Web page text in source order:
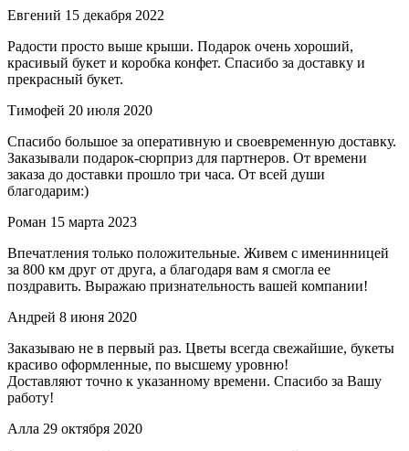
Евгений 15 декабря 2022
Радости просто выше крыши. Подарок очень хороший,
красивый букет и коробка конфет. Спасибо за доставку и
прекрасный букет.
Тимофей 20 июля 2020
Спасибо большое за оперативную и своевременную доставку.
Заказывали подарок-сюрприз для партнеров. От времени
заказа до доставки прошло три часа. От всей души
благодарим:)
Роман 15 марта 2023
Впечатления только положительные. Живем с именинницей
за 800 км друг от друга, а благодаря вам я смогла ее
поздравить. Выражаю признательность вашей компании!
Андрей 8 июня 2020
Заказываю не в первый раз. Цветы всегда свежайшие, букеты
красиво оформленные, по высшему уровню!
Доставляют точно к указанному времени. Спасибо за Вашу
работу!
Алла 29 октября 2020